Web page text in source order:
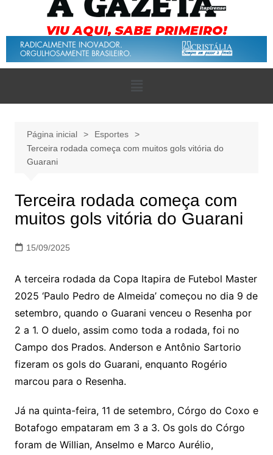
Página inicial
Esportes
Terceira rodada começa com muitos gols vitória do
Guarani
Terceira rodada começa com
muitos gols vitória do Guarani
15/09/2025
A terceira rodada da Copa Itapira de Futebol Master
2025 ‘Paulo Pedro de Almeida’ começou no dia 9 de
setembro, quando o Guarani venceu o Resenha por
2 a 1. O duelo, assim como toda a rodada, foi no
Campo dos Prados. Anderson e Antônio Sartorio
fizeram os gols do Guarani, enquanto Rogério
marcou para o Resenha.
Já na quinta-feira, 11 de setembro, Córgo do Coxo e
Botafogo empataram em 3 a 3. Os gols do Córgo
foram de Willian, Anselmo e Marco Aurélio,